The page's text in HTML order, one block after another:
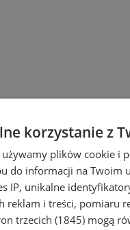
korzystanie z
plików cookie i
do informacji na Twoim
IP, unikalne
reklam i treści, pomiaru
trzecich (1845) mogą